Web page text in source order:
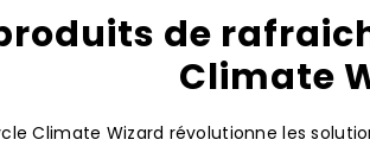
de
Climate
Climate Wizard révolutionne les